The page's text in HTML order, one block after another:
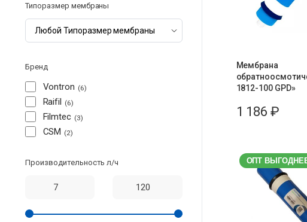
Мембрана
1812-100 GPD»
1 186₽
ОПТ
Типоразмер мембраны
Бренд
Vontron 6
Raifil 6
Filmtec 3
CSM 2
Производительность л/ч